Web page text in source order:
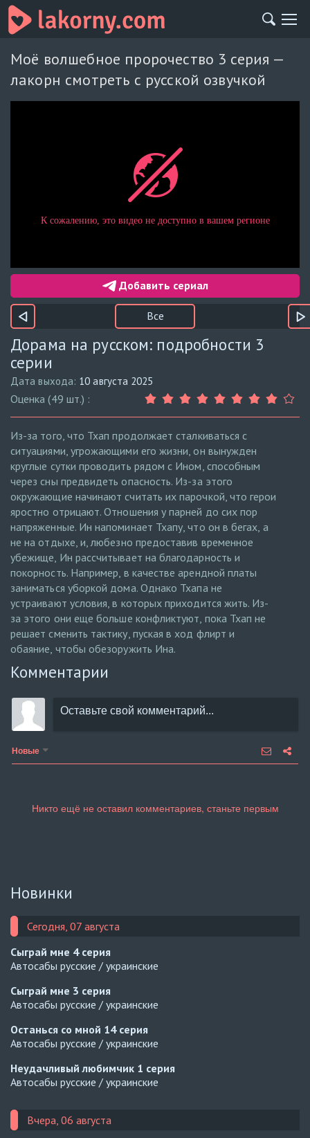
Моё волшебное пророчество 3 серия —
лакорн смотреть с русской озвучкой
Добавить сериал
Все
Дорама на русском: подробности 3
серии
Дата выхода: 10 августа 2025
Оценка (49 шт.) :
Из-за того, что Тхап продолжает сталкиваться с
ситуациями, угрожающими его жизни, он вынужден
круглые сутки проводить рядом с Ином, способным
через сны предвидеть опасность. Из-за этого
окружающие начинают считать их парочкой, что герои
яростно отрицают. Отношения у парней до сих пор
напряженные. Ин напоминает Тхапу, что он в бегах, а
не на отдыхе, и, любезно предоставив временное
убежище, Ин рассчитывает на благодарность и
покорность. Например, в качестве арендной платы
заниматься уборкой дома. Однако Тхапа не
устраивают условия, в которых приходится жить. Из-
за этого они еще больше конфликтуют, пока Тхап не
решает сменить тактику, пуская в ход флирт и
обаяние, чтобы обезоружить Ина.
Комментарии
Новые
Новинки
Сегодня, 07 августа
Сыграй мне 4 серия
Автосабы русские / украинские
Сыграй мне 3 серия
Автосабы русские / украинские
Останься со мной 14 серия
Автосабы русские / украинские
Неудачливый любимчик 1 серия
Автосабы русские / украинские
Вчера, 06 августа